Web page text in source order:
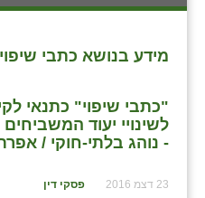
מידע בנושא כתבי שיפוי
"כתבי שיפוי" כתנאי
לשינויי יעוד
- נוהג בלתי-חוקי /
23 דצמ 2016 פסקי דין
חברי מזכירות האיחוד החקלאי
אילניה
ביתן אהרון
בן נון
בני נצרים
לוח אירועים